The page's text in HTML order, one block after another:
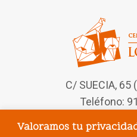
Valoramos tu
C/ SUECIA, 65
Teléfono:
Síguenos en